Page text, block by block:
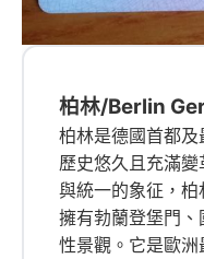
柏林/Berlin
柏林是德國首都及
歷史悠久且充滿
與統一的象征，柏
擁有勃蘭登堡門
性景觀。它是歐